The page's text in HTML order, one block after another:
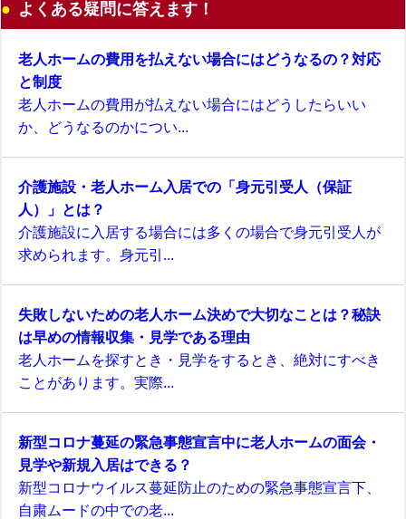
よくある疑問に答えます！
老人ホームの費用を払えない場合にはどうなるの？対応
と制度
老人ホームの費用が払えない場合にはどうしたらいい
か、どうなるのかについ...
介護施設・老人ホーム入居での「身元引受人（保証
人）」とは？
介護施設に入居する場合には多くの場合で身元引受人が
求められます。身元引...
失敗しないための老人ホーム決めで大切なことは？秘訣
は早めの情報収集・見学である理由
老人ホームを探すとき・見学をするとき、絶対にすべき
ことがあります。実際...
新型コロナ蔓延の緊急事態宣言中に老人ホームの面会・
見学や新規入居はできる？
新型コロナウイルス蔓延防止のための緊急事態宣言下、
自粛ムードの中での老...